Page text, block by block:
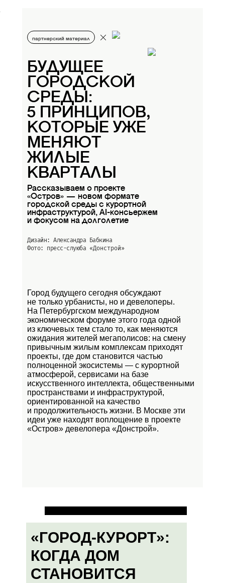
партнерский материал
БУДУЩЕЕ
ГОРОДСКОЙ
СРЕДЫ:
5 ПРИНЦИПОВ,
КОТОРЫЕ УЖЕ
МЕНЯЮТ
ЖИЛЫЕ
КВАРТАЛЫ
Рассказываем о проекте
«Остров» — новом формате
городской среды с курортной
инфраструктурой, AI-консьержем
и фокусом на долголетие
Дизайн: Александра Бабкина
Фото: пресс-слуюба «Донстрой»
Город будущего сегодня обсуждают
не только урбанисты, но и девелоперы.
На Петербургском международном
экономическом форуме этого года одной
из ключевых тем стало то, как меняются
ожидания жителей мегаполисов: на смену
привычным жилым комплексам приходят
проекты, где дом становится частью
полноценной экосистемы — с курортной
атмосферой, сервисами на базе
искусственного интеллекта, общественными
пространствами и инфраструктурой,
ориентированной на качество
и продолжительность жизни. В Москве эти
идеи уже находят воплощение в проекте
«Остров» девелопера «Донстрой».
«ГОРОД-КУРОРТ»:
КОГДА ДОМ
СТАНОВИТСЯ